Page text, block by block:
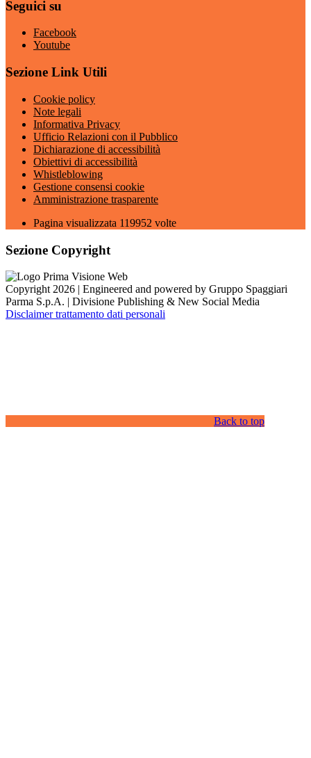
Seguici su
Facebook
Youtube
Sezione Link Utili
Cookie policy
Note legali
Informativa Privacy
Ufficio Relazioni con il Pubblico
Dichiarazione di accessibilità
Obiettivi di accessibilità
Whistleblowing
Gestione consensi cookie
Amministrazione trasparente
Pagina visualizzata 119952 volte
Sezione Copyright
Copyright 2026 | Engineered and powered by Gruppo Spaggiari
Parma S.p.A. | Divisione Publishing & New Social Media
Disclaimer trattamento dati personali
Back to top